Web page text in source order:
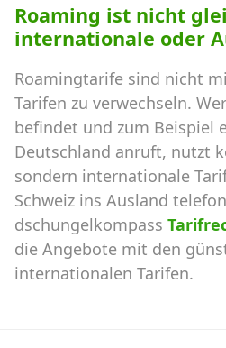
Roaming ist nicht
internationale oder
Roamingtarife sind nicht
Tarifen zu verwechseln.
befindet und zum Beispiel
Deutschland anruft, nutzt
sondern internationale
Schweiz ins Ausland
dschungelkompass
die Angebote mit den
internationalen Tarifen.